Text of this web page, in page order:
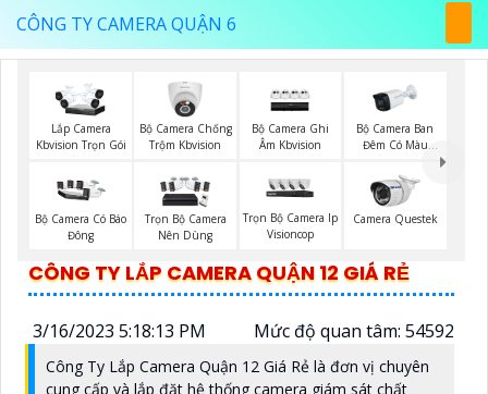
CÔNG TY CAMERA QUẬN 6
Lắp Camera
Kbvision Trọn Gói
Bộ Camera Chống
Trộm Kbvision
Bộ Camera Ghi
Âm Kbvision
Bộ Camera Ban
Đêm Có Màu
Bộ Camera Có Báo
Đông
Trọn Bộ Camera
Nên Dùng
Trọn Bộ Camera Ip
Visioncop
Camera Questek
CÔNG TY LẮP CAMERA QUẬN 12 GIÁ RẺ
3/16/2023 5:18:13 PM Mức độ quan tâm: 54592
Công Ty Lắp Camera Quận 12 Giá Rẻ là đơn vị chuyên
cung cấp và lắp đặt hệ thống camera giám sát chất